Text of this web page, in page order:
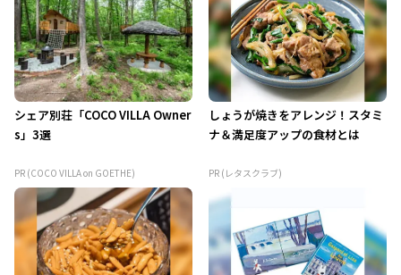
シェア別荘「COCO VILLA Owner
s」3選
PR (COCO VILLA on GOETHE)
しょうが焼きをアレンジ！スタミ
ナ＆満足度アップの食材とは
PR (レタスクラブ)